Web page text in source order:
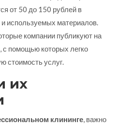
от 50 до 150 рублей в
и используемых материалов.
компании публикуют на
с помощью которых легко
стоимость услуг.
их
клининге, важно